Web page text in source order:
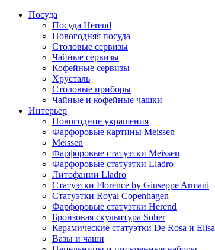
Посуда
Посуда Herend
Новогодняя посуда
Столовые сервизы
Чайные сервизы
Кофейные сервизы
Хрусталь
Столовые приборы
Чайные и кофейные чашки
Интерьер
Новогодние украшения
Фарфоровые картины Meissen
Meissen
Фарфоровые статуэтки Meissen
Фарфоровые статуэтки Lladro
Литофании Lladro
Статуэтки Florence by Giuseppe Armani
Статуэтки Royal Copenhagen
Фарфоровые статуэтки Herend
Бронзовая скульптура Soher
Керамические статуэтки De Rosa и Elisa
Вазы и чаши